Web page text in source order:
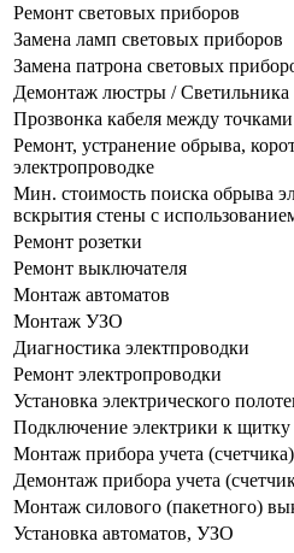
Ремонт световых приборов
Замена ламп световых приборов
Замена патрона световых
Демонтаж люстры / Светильника
Прозвонка кабеля между точками
Ремонт, устранение обрыва,
электропроводке
Мин. стоимость поиска обрыва
вскрытия стены с
Ремонт розетки
Ремонт выключателя
Монтаж автоматов
Монтаж УЗО
Диагностика электпроводки
Ремонт электропроводки
Установка электрического
Подключение электрики к щитку
Монтаж прибора учета
Демонтаж прибора учета
Монтаж силового (пакетного)
Установка автоматов, УЗО